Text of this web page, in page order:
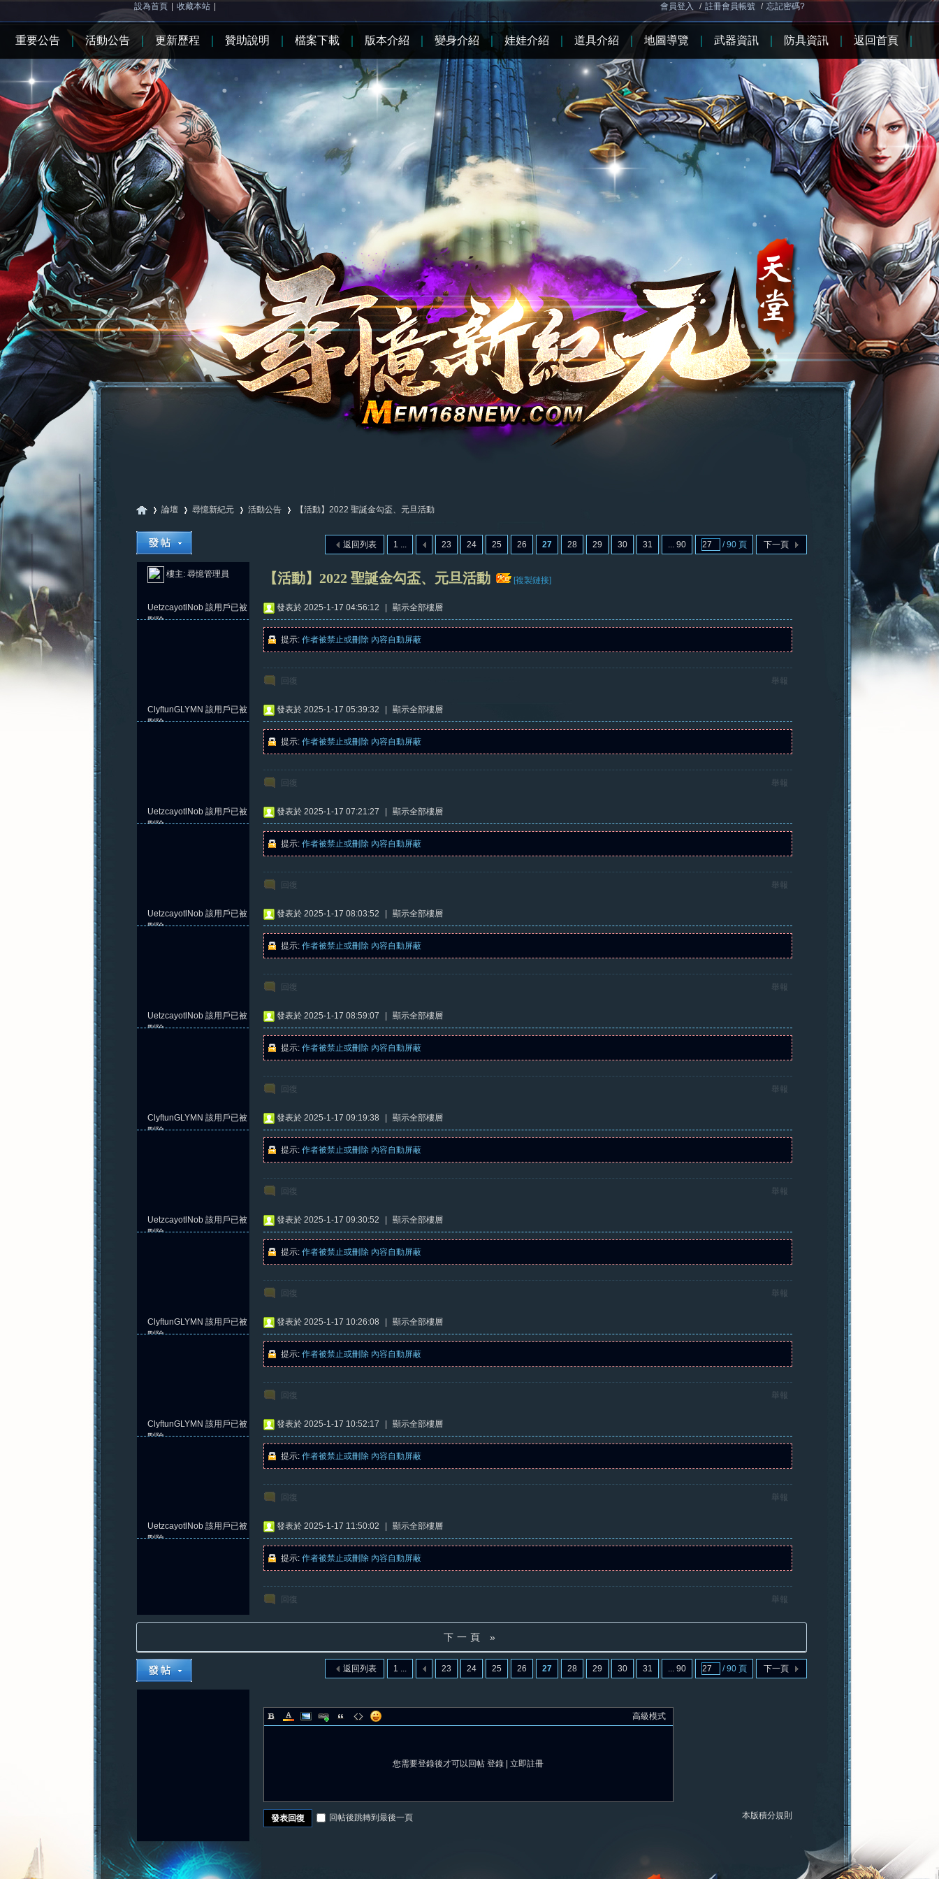
設為首頁 收藏本站 會員登入 / 註冊會員帳號 / 忘記密碼?
元
»
論壇
›
尋憶新紀元 活動公告
›
【活動】2022 聖誕金勾盃、元旦活動
1 ... 23 24 25 26 27 28 29 30 31 ... 90 / 90 頁 下一頁
返回列表
樓主: 尋憶管理員 【活動】2022 聖誕金勾盃、元旦活動 [複製鏈接]
UetzcayotlNob 該用戶已被
刪除
發表於 2025-1-17 04:56:12 顯示全部樓層
提示: 作者被禁止或刪除 內容自動屏蔽
回復 舉報
ClyftunGLYMN 該用戶已被
刪除
發表於 2025-1-17 05:39:32 顯示全部樓層
提示: 作者被禁止或刪除 內容自動屏蔽
回復 舉報
UetzcayotlNob 該用戶已被
刪除
發表於 2025-1-17 07:21:27 顯示全部樓層
提示: 作者被禁止或刪除 內容自動屏蔽
回復 舉報
UetzcayotlNob 該用戶已被
刪除
發表於 2025-1-17 08:03:52 顯示全部樓層
提示: 作者被禁止或刪除 內容自動屏蔽
回復 舉報
UetzcayotlNob 該用戶已被
刪除
發表於 2025-1-17 08:59:07 顯示全部樓層
提示: 作者被禁止或刪除 內容自動屏蔽
回復 舉報
ClyftunGLYMN 該用戶已被
刪除
發表於 2025-1-17 09:19:38 顯示全部樓層
提示: 作者被禁止或刪除 內容自動屏蔽
回復 舉報
UetzcayotlNob 該用戶已被
刪除
發表於 2025-1-17 09:30:52 顯示全部樓層
提示: 作者被禁止或刪除 內容自動屏蔽
回復 舉報
ClyftunGLYMN 該用戶已被
刪除
發表於 2025-1-17 10:26:08 顯示全部樓層
提示: 作者被禁止或刪除 內容自動屏蔽
回復 舉報
ClyftunGLYMN 該用戶已被
刪除
發表於 2025-1-17 10:52:17 顯示全部樓層
提示: 作者被禁止或刪除 內容自動屏蔽
回復 舉報
UetzcayotlNob 該用戶已被
刪除
發表於 2025-1-17 11:50:02 顯示全部樓層
提示: 作者被禁止或刪除 內容自動屏蔽
回復 舉報
下一頁 »
1 ... 23 24 25 26 27 28 29 30 31 ... 90 / 90 頁 下一頁
返回列表
高級模式
您需要登錄後才可以回帖 登錄 立即註冊
本版積分規則
發表回復 回帖後跳轉到最後一頁